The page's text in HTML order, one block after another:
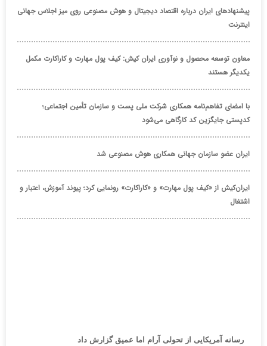
پیشنهادهای ایران درباره اقتصاد دیجیتال و هوش مصنوعی روی میز اجلاس جهانی
اینترنت
معاون توسعه محصول و نوآوری ایران کیش: کیف پول مهارت و کاراکارت مکمل
یکدیگر هستند
با امضای تفاهم‌نامه همکاری شرکت ملی پست و سازمان تأمین اجتماعی؛
کدپستی جایگزین کد کارگاهی می‌شود
ایران عضو سازمان جهانی همکاری هوش مصنوعی شد
ایران‌کیش از «کیف پول مهارت» و «کاراکارت» رونمایی کرد؛ پیوند آموزش، اعتبار و
اشتغال
رسانه آمریکایی از تحولی آرام اما عمیق گزارش داد